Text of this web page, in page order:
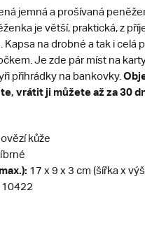
jemná a prošívaná
je větší, praktická, z
Kapsa na drobné a tak i celá
Je zde pár míst na
přihrádky na bankovky.
vrátit ji můžete až za 30
kůže
17 x 9 x 3 cm (šířka x
10422